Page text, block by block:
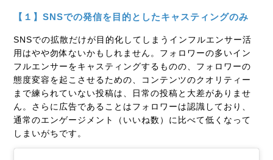
【１】SNSでの発信を目的としたキャスティングのみ
SNSでの拡散だけが目的化してしまうインフルエンサー活
用はやや勿体ないかもしれません。フォロワーの多いイン
フルエンサーをキャスティングするものの、フォロワーの
態度変容を起こさせるための、コンテンツのクオリティー
まで練られていない投稿は、日常の投稿と大差がありませ
ん。さらに広告であることはフォロワーは認識しており、
通常のエンゲージメント（いいね数）に比べて低くなって
しまいがちです。